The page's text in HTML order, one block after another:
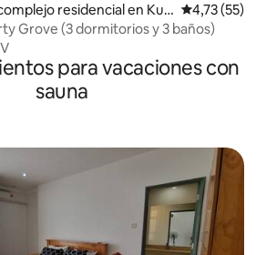
residencial en Kuc
Calificación
4,73 (55)
Grove (3 dormitorios y 3 baños)
para vacaciones con
sauna